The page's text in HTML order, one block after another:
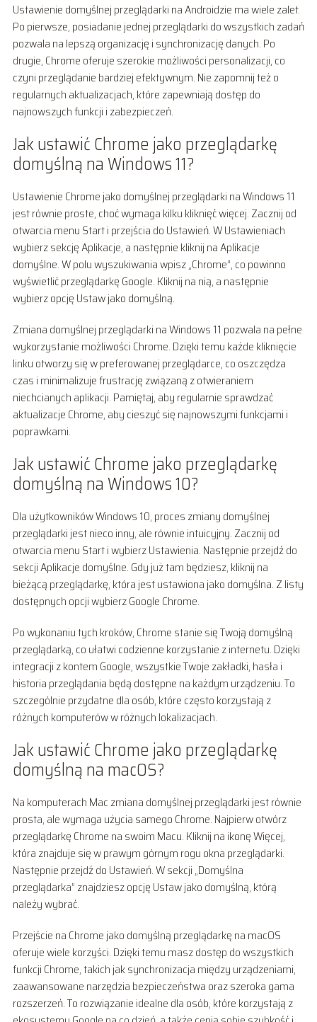
Ustawienie domyślnej przeglądarki na Androidzie ma wiele zalet.
Po pierwsze, posiadanie jednej przeglądarki do wszystkich zadań
pozwala na lepszą organizację i synchronizację danych. Po
drugie, Chrome oferuje szerokie możliwości personalizacji, co
czyni przeglądanie bardziej efektywnym. Nie zapomnij też o
regularnych aktualizacjach, które zapewniają dostęp do
najnowszych funkcji i zabezpieczeń.
Jak ustawić Chrome jako przeglądarkę
domyślną na Windows 11?
Ustawienie Chrome jako domyślnej przeglądarki na Windows 11
jest równie proste, choć wymaga kilku kliknięć więcej. Zacznij od
otwarcia menu Start i przejścia do Ustawień. W Ustawieniach
wybierz sekcję Aplikacje, a następnie kliknij na Aplikacje
domyślne. W polu wyszukiwania wpisz „Chrome”, co powinno
wyświetlić przeglądarkę Google. Kliknij na nią, a następnie
wybierz opcję Ustaw jako domyślną.
Zmiana domyślnej przeglądarki na Windows 11 pozwala na pełne
wykorzystanie możliwości Chrome. Dzięki temu każde kliknięcie
linku otworzy się w preferowanej przeglądarce, co oszczędza
czas i minimalizuje frustrację związaną z otwieraniem
niechcianych aplikacji. Pamiętaj, aby regularnie sprawdzać
aktualizacje Chrome, aby cieszyć się najnowszymi funkcjami i
poprawkami.
Jak ustawić Chrome jako przeglądarkę
domyślną na Windows 10?
Dla użytkowników Windows 10, proces zmiany domyślnej
przeglądarki jest nieco inny, ale równie intuicyjny. Zacznij od
otwarcia menu Start i wybierz Ustawienia. Następnie przejdź do
sekcji Aplikacje domyślne. Gdy już tam będziesz, kliknij na
bieżącą przeglądarkę, która jest ustawiona jako domyślna. Z listy
dostępnych opcji wybierz Google Chrome.
Po wykonaniu tych kroków, Chrome stanie się Twoją domyślną
przeglądarką, co ułatwi codzienne korzystanie z internetu. Dzięki
integracji z kontem Google, wszystkie Twoje zakładki, hasła i
historia przeglądania będą dostępne na każdym urządzeniu. To
szczególnie przydatne dla osób, które często korzystają z
różnych komputerów w różnych lokalizacjach.
Jak ustawić Chrome jako przeglądarkę
domyślną na macOS?
Na komputerach Mac zmiana domyślnej przeglądarki jest równie
prosta, ale wymaga użycia samego Chrome. Najpierw otwórz
przeglądarkę Chrome na swoim Macu. Kliknij na ikonę Więcej,
która znajduje się w prawym górnym rogu okna przeglądarki.
Następnie przejdź do Ustawień. W sekcji „Domyślna
przeglądarka” znajdziesz opcję Ustaw jako domyślną, którą
należy wybrać.
Przejście na Chrome jako domyślną przeglądarkę na macOS
oferuje wiele korzyści. Dzięki temu masz dostęp do wszystkich
funkcji Chrome, takich jak synchronizacja między urządzeniami,
zaawansowane narzędzia bezpieczeństwa oraz szeroka gama
rozszerzeń. To rozwiązanie idealne dla osób, które korzystają z